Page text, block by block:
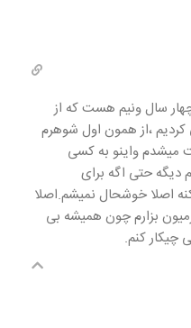
هستم وچهار سال ونیم هست که از
،از همون اول شوهرم
میشدم واینو به کسی
دیگه حتی اگه برای
اصلا خوشحال نمیشم.اصلا
بزارم چون همیشه بی
چیکار کنم.